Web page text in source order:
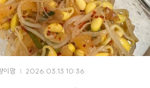
이맘 2026.03.13 10:36